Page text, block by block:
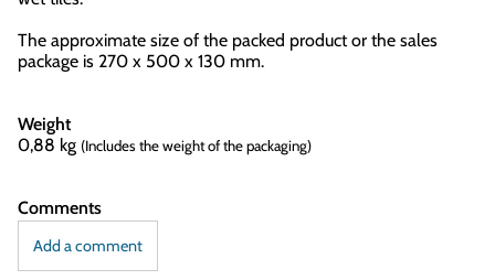
The approximate size of the packed product or the sales
package is 270 x 500 x 130 mm.
Weight
0,88 kg (Includes the weight of the packaging)
Comments
Add a comment